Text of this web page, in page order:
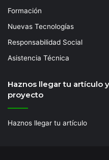
Formación
Nuevas Tecnologías
Responsabilidad Social
Asistencia Técnica
Haznos llegar tu artículo
proyecto
Haznos llegar tu artículo